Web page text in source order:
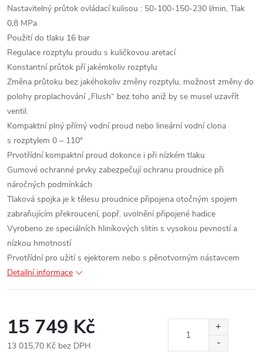
Nastavitelný průtok ovládací kulisou : 50-100-150-230 l/min, Tlak
0,8 MPa
Použití do tlaku 16 bar
Regulace rozptylu proudu s kuličkovou aretací
Konstantní průtok pří jakémkoliv rozptylu
Změna průtoku bez jakéhokoliv změny rozptylu, možnost změny do
polohy proplachování „Flush“ bez toho aniž by se musel uzavřít
ventil.
Kompaktní plný přímý vodní proud nebo lineární vodní clona
s rozptylem 0 – 110°
Prvotřídní kompaktní proud dokonce i při nízkém tlaku
Gumové ochranné prvky zabezpečují ochranu proudnice při
náročných podmínkách
Tlaková spojka je k tělesu proudnice připojena otočným spojem
zabraňujícím překroucení, popř. uvolnění připojené hadice
Vyrobeno ze speciálních hliníkových slitin s vysokou pevností a
nízkou hmotností
Prvotřídní pro užití s ejektorem nebo s pěnotvorným nástavcem
Detailní informace
15 749 Kč
13 015,70 Kč bez DPH